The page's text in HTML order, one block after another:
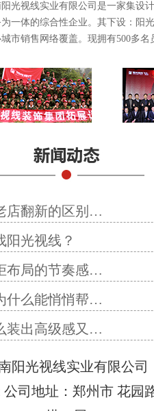
光视线实业有限公司是一家集设
为一体的综合性企业。其下设：阳
市销售网络覆盖。现拥有500多
店翻新的区别…
阳光视线？
布局的节奏感…
什么能悄悄帮…
装出高级感又…
阳光视线实业有限公司
公司地址：郑州市 花园